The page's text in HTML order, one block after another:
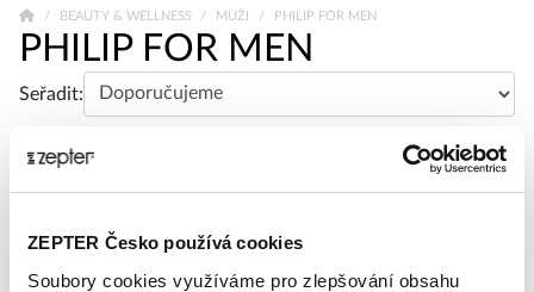
ZEPTER Česko používá cookies
Soubory cookies využíváme pro zlepšování obsahu
BEAUTY & WELLNESS MUŽI PHILIP FOR MEN
PHILIP FOR MEN
Seřadit: